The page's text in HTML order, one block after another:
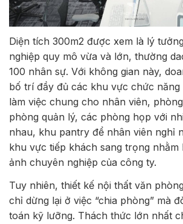
Diện tích 300m2 được xem là lý
nghiệp quy mô vừa và lớn, thường
100 nhân sự. Với không gian này,
bố trí đầy đủ các khu vực chức năng
làm việc chung cho nhân viên,
phòng quản lý, các phòng họp với
nhau, khu pantry để nhân viên nghỉ
khu vực tiếp khách sang trọng nhằm
ảnh chuyên nghiệp của công ty.
Tuy nhiên, thiết kế nội thất văn
chỉ dừng lại ở việc “chia phòng” mà
toán kỹ lưỡng. Thách thức lớn nhất